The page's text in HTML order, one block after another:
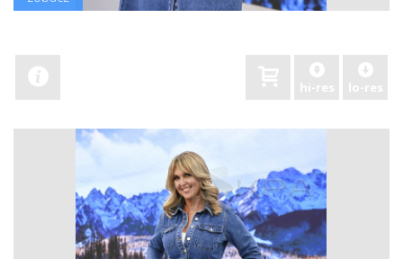
hi-res lo-res